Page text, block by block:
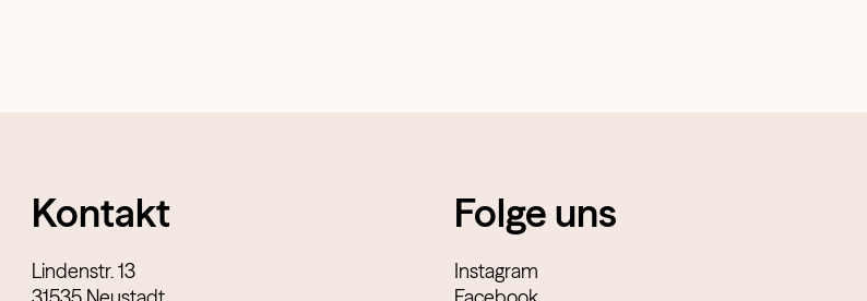
Kontakt
Lindenstr. 13
Folge uns
Instagram